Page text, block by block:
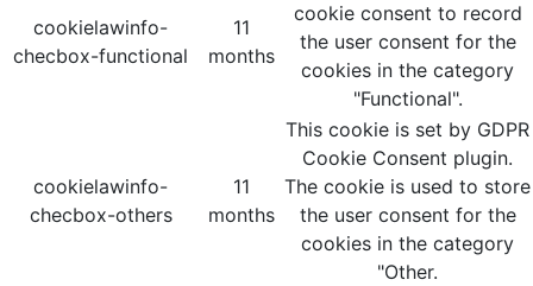
cookielawinfo-
checbox-functional
11
months
cookie consent to record
the user consent for the
cookies in the category
"Functional".
cookielawinfo-
checbox-others
11
months
This cookie is set by GDPR
Cookie Consent plugin.
The cookie is used to store
the user consent for the
cookies in the category
"Other.